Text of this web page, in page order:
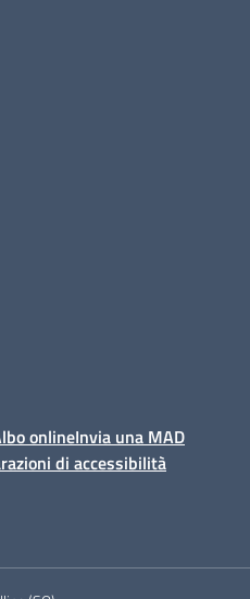
onlineInvia una MAD
di accessibilità